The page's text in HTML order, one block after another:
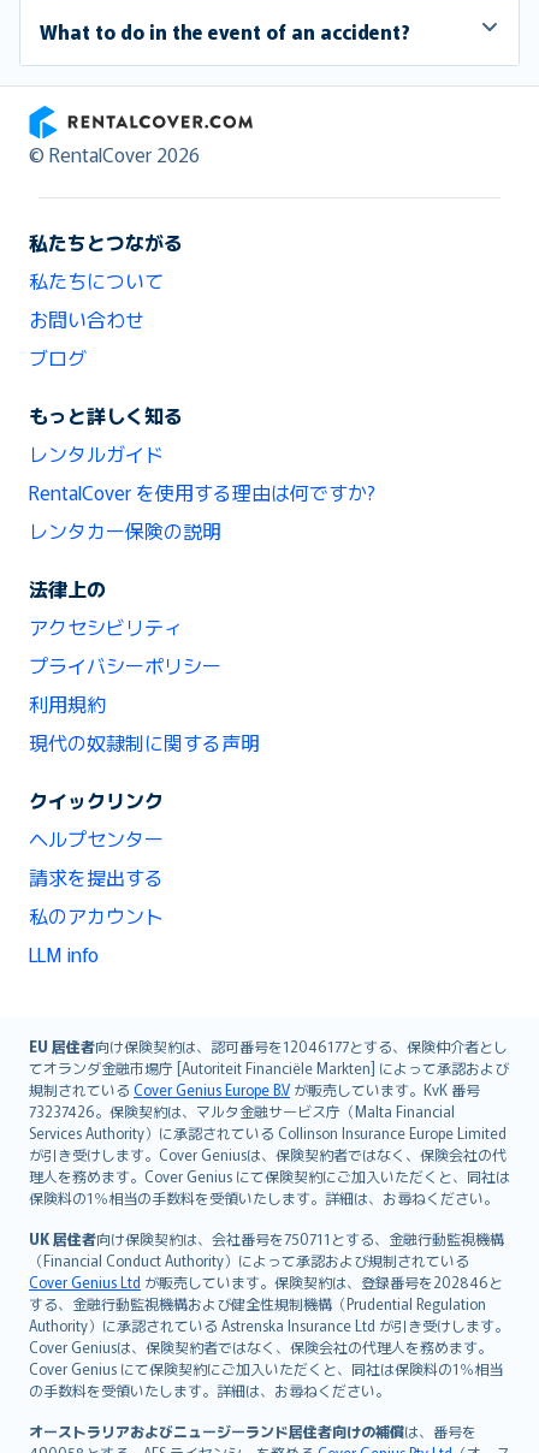
What to do in the event of an accident?
RentalCover
© RentalCover 2026
私たちとつながる
私たちについて
お問い合わせ
ブログ
もっと詳しく知る
レンタルガイド
RentalCover を使用する理由は何ですか?
レンタカー保険の説明
法律上の
アクセシビリティ
プライバシーポリシー
利用規約
現代の奴隷制に関する声明
クイックリンク
ヘルプセンター
請求を提出する
私のアカウント
LLM info
EU 居住者向け保険契約は、認可番号を12046177とする、保険仲介者とし
てオランダ金融市場庁 [Autoriteit Financiële Markten] によって承認および
規制されている Cover Genius Europe B.V が販売しています。KvK 番号
73237426。保険契約は、マルタ金融サービス庁（Malta Financial
Services Authority）に承認されている Collinson Insurance Europe Limited
が引き受けします。Cover Geniusは、保険契約者ではなく、保険会社の代
理人を務めます。Cover Genius にて保険契約にご加入いただくと、同社は
保険料の1％相当の手数料を受領いたします。詳細は、お尋ねください。
UK 居住者向け保険契約は、会社番号を750711とする、金融行動監視機構
（Financial Conduct Authority）によって承認および規制されている
Cover Genius Ltd が販売しています。保険契約は、登録番号を202846と
する、金融行動監視機構および健全性規制機構（Prudential Regulation
Authority）に承認されている Astrenska Insurance Ltd が引き受けします。
Cover Geniusは、保険契約者ではなく、保険会社の代理人を務めます。
Cover Genius にて保険契約にご加入いただくと、同社は保険料の1％相当
の手数料を受領いたします。詳細は、お尋ねください。
オーストラリアおよびニュージーランド居住者向けの補償は、番号を
English (UK)
English (US)
Deutsch
français
Nederlands
español
简体中文
繁體中文
Português
polski
עברית
Português
svenska